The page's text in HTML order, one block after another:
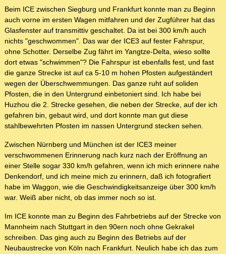
Beim ICE zwischen Siegburg und Frankfurt konnte man zu Beginn
auch vorne im ersten Wagen mitfahren und der Zugführer hat das
Glasfenster auf transmittiv geschaltet. Da ist bei 300 km/h auch
nichts "geschwommen". Das war der ICE3 auf fester Fahrspur,
ohne Schotter. Derselbe Zug fährt im Yangtze-Delta, wieso sollte
dort etwas "schwimmen"? Die Fahrspur ist ebenfalls fest, und fast
die ganze Strecke ist auf ca 5-10 m hohen Pfosten aufgeständert
wegen der Überschwemmungen. Das ganze ruht auf soliden
Pfosten, die in den Untergrund einbetoniert sind. Ich habe bei
Huzhou die 2. Strecke gesehen, die neben der Strecke, auf der ich
gefahren bin, gebaut wird, und dort konnte man gut diese
stahlbewehrten Pfosten im nassen Untergrund stecken sehen.
Zwischen Nürnberg und München ist der ICE3 meiner
verschwommenen Erinnerung nach kurz nach der Eröffnung an
einer Stelle sogar 330 km/h gefahren, wenn ich mich erinnere nahe
Denkendorf, und ich meine mich zu erinnern, daß ich fotografiert
habe im Waggon, wie die Geschwindigkeitsanzeige über 300 km/h
war. Weiß aber nicht, ob das immer noch so ist.
Im ICE konnte man zu Beginn des Fahrbetriebs auf der Strecke von
Mannheim nach Stuttgart in den 90ern noch ohne Gekrakel
schreiben. Das ging auch zu Beginn des Betriebs auf der
Neubaustrecke von Köln nach Frankfurt. Neulich habe ich das zum